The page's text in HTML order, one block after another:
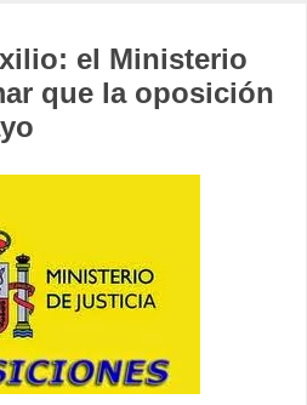
el Ministerio
que la oposición